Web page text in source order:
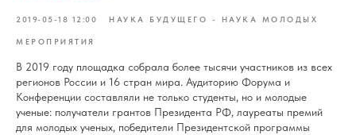
2019-05-18 12:00 НАУКА БУДУЩЕГО - НАУКА МОЛОДЫХ
МЕРОПРИЯТИЯ
В 2019 году площадка собрала более тысячи участников из всех
регионов России и 16 стран мира. Аудиторию Форума и
Конференции составляли не только студенты, но и молодые
ученые: получатели грантов Президента РФ, лауреаты премий
для молодых ученых, победители Президентской программы